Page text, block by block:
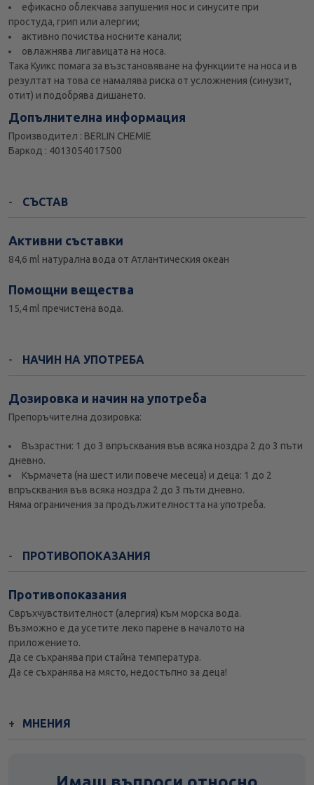
ефикасно облекчава запушения нос и синусите при
простуда, грип или алергии;
активно почиства носните канали;
овлажнява лигавицата на носа.
Така Куикс помага за възстановяване на функциите на носа и в
резултат на това се намалява риска от усложнения (синузит,
отит) и подобрява дишането.
Допълнителна информация
Производител : BERLIN CHEMIE
Баркод : 4013054017500
СЪСТАВ
Активни съставки
84,6 ml натурална вода от Атлантическия океан
Помощни вещества
15,4 ml пречистена вода.
НАЧИН НА УПОТРЕБА
Дозировка и начин на употреба
Препоръчителна дозировка:
Възрастни: 1 до 3 впръсквания във всяка ноздра 2 до 3 пъти
дневно.
Кърмачета (на шест или повече месеца) и деца: 1 до 2
впръсквания във всяка ноздра 2 до 3 пъти дневно.
Няма ограничения за продължителността на употреба.
ПРОТИВОПОКАЗАНИЯ
Противопоказания
Свръхчувствителност (алергия) към морска вода.
Възможно е да усетите леко парене в началото на
приложението.
Да се съхранява при стайна температура.
Да се съхранява на място, недостъпно за деца!
МНЕНИЯ